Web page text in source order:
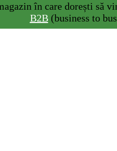
în care dorești să
B2B(business to